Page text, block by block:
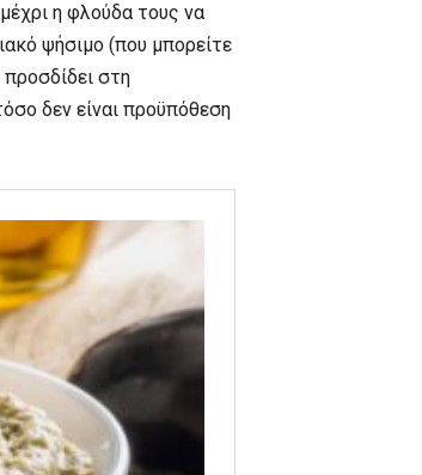
η φλούδα τους να
ψήσιμο (που μπορείτε
στη
δεν είναι προϋπόθεση